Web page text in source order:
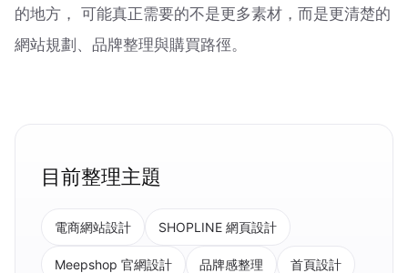
的地方， 可能真正需要的不是更多素材，而是更清楚的
網站規劃、品牌整理與購買路徑。
目前整理主題
電商網站設計 SHOPLINE 網頁設計
Meepshop 官網設計 品牌感整理 首頁設計